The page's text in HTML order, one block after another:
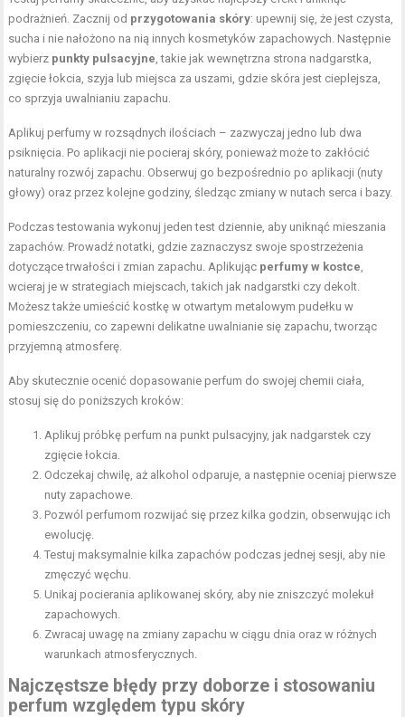
podrażnień. Zacznij od przygotowania skóry: upewnij się, że jest czysta,
sucha i nie nałożono na nią innych kosmetyków zapachowych. Następnie
wybierz punkty pulsacyjne , takie jak wewnętrzna strona nadgarstka,
zgięcie łokcia, szyja lub miejsca za uszami, gdzie skóra jest cieplejsza,
co sprzyja uwalnianiu zapachu.
Aplikuj perfumy w rozsądnych ilościach – zazwyczaj jedno lub dwa
psiknięcia. Po aplikacji nie pocieraj skóry, ponieważ może to zakłócić
naturalny rozwój zapachu. Obserwuj go bezpośrednio po aplikacji (nuty
głowy) oraz przez kolejne godziny, śledząc zmiany w nutach serca i bazy.
Podczas testowania wykonuj jeden test dziennie, aby uniknąć mieszania
zapachów. Prowadź notatki, gdzie zaznaczysz swoje spostrzeżenia
dotyczące trwałości i zmian zapachu. Aplikując perfumy w kostce
wcieraj je w strategiach miejscach, takich jak nadgarstki czy dekolt.
Możesz także umieścić kostkę w otwartym metalowym pudełku w
pomieszczeniu, co zapewni delikatne uwalnianie się zapachu, tworząc
przyjemną atmosferę.
Aby skutecznie ocenić dopasowanie perfum do swojej chemii ciała,
stosuj się do poniższych kroków:
Aplikuj próbkę perfum na punkt pulsacyjny, jak nadgarstek czy
zgięcie łokcia.
Odczekaj chwilę, aż alkohol odparuje, a następnie oceniaj pierwsze
nuty zapachowe.
Pozwól perfumom rozwijać się przez kilka godzin, obserwując ich
ewolucję.
Testuj maksymalnie kilka zapachów podczas jednej sesji, aby nie
zmęczyć węchu.
Unikaj pocierania aplikowanej skóry, aby nie zniszczyć molekuł
zapachowych.
Zwracaj uwagę na zmiany zapachu w ciągu dnia oraz w różnych
warunkach atmosferycznych.
Najczęstsze błędy przy doborze i stosowaniu
perfum względem typu skóry